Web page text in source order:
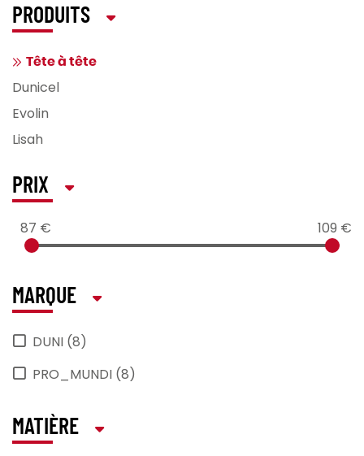
PRODUITS
Tête à tête
Dunicel
Evolin
Lisah
PRIX
87 € 109 €
MARQUE
DUNI (8)
PRO_MUNDI (8)
MATIÈRE